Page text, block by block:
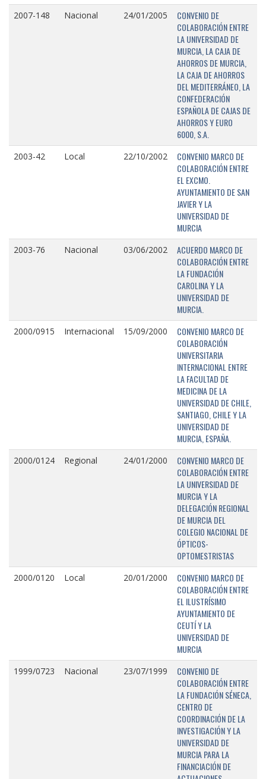
2007-148 Nacional 24/01/2005
CONVENIO DE
COLABORACIÓN ENTRE
LA UNIVERSIDAD DE
MURCIA, LA CAJA DE
AHORROS DE MURCIA,
LA CAJA DE AHORROS
DEL MEDITERRÁNEO, LA
CONFEDERACIÓN
ESPAÑOLA DE CAJAS DE
AHORROS Y EURO
6000, S.A.
2003-42 Local 22/10/2002
CONVENIO MARCO DE
COLABORACIÓN ENTRE
EL EXCMO.
AYUNTAMIENTO DE SAN
JAVIER Y LA
UNIVERSIDAD DE
MURCIA
2003-76 Nacional 03/06/2002
ACUERDO MARCO DE
COLABORACIÓN ENTRE
LA FUNDACIÓN
CAROLINA Y LA
UNIVERSIDAD DE
MURCIA.
2000/0915 Internacional 15/09/2000
CONVENIO MARCO DE
COLABORACIÓN
UNIVERSITARIA
INTERNACIONAL ENTRE
LA FACULTAD DE
MEDICINA DE LA
UNIVERSIDAD DE CHILE,
SANTIAGO, CHILE Y LA
UNIVERSIDAD DE
MURCIA, ESPAÑA.
2000/0124 Regional 24/01/2000
CONVENIO MARCO DE
COLABORACIÓN ENTRE
LA UNIVERSIDAD DE
MURCIA Y LA
DELEGACIÓN REGIONAL
DE MURCIA DEL
COLEGIO NACIONAL DE
ÓPTICOS-
OPTOMESTRISTAS
2000/0120 Local 20/01/2000
CONVENIO MARCO DE
COLABORACIÓN ENTRE
EL ILUSTRÍSIMO
AYUNTAMIENTO DE
CEUTÍ Y LA
UNIVERSIDAD DE
MURCIA
1999/0723 Nacional 23/07/1999
CONVENIO DE
COLABORACIÓN ENTRE
LA FUNDACIÓN SÉNECA,
CENTRO DE
COORDINACIÓN DE LA
INVESTIGACIÓN Y LA
UNIVERSIDAD DE
MURCIA PARA LA
FINANCIACIÓN DE